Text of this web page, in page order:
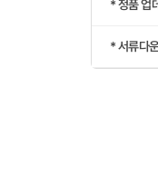
* 정품 업
* 서류다